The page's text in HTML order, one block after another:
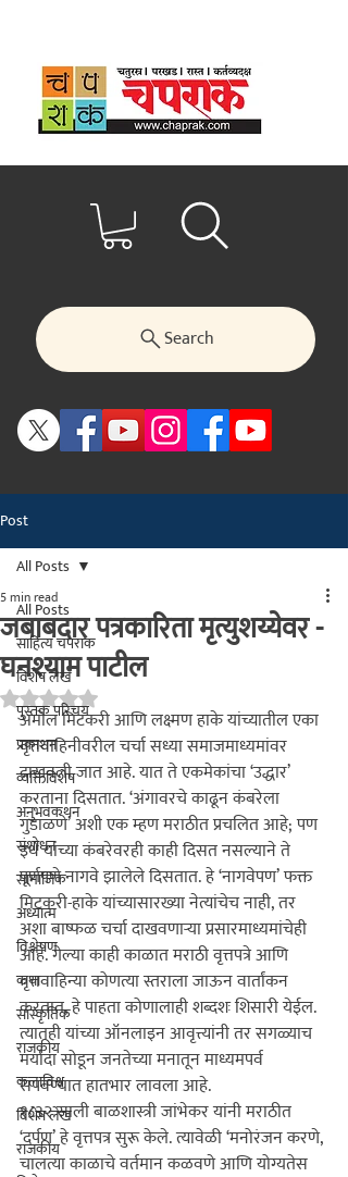
Search
२००२ पासून...
Post
All Posts
साहित्य चपराक
विशेष लेख
पुस्तक परिचय
प्रकाशन
व्यक्तिविशेष
अनुभवकथन
संशोधन
सामाजिक
अध्यात्म
विश्लेषण
कथा
सांस्कृतिक
राजकीय
कलाविश्व
विशेष लेख
राजकीय
All Posts
जबाबदार पत्रकारिता मृत्युशय्येवर -
घनश्याम पाटील
5 min read
Rated NaN out of 5 stars.
अमोल मिटकरी आणि लक्ष्मण हाके यांच्यातील एका
वृत्तवाहिनीवरील चर्चा सध्या समाजमाध्यमांवर
दाखवली जात आहे. यात ते एकमेकांचा ‘उद्धार’
करताना दिसतात. ‘अंगावरचे काढून कंबरेला
गुंडाळणे’ अशी एक म्हण मराठीत प्रचलित आहे; पण
इथे यांच्या कंबरेवरही काही दिसत नसल्याने ते
पूर्णपणे नागवे झालेले दिसतात. हे ‘नागवेपण’ फक्त
मिटकरी-हाके यांच्यासारख्या नेत्यांचेच नाही, तर
अशा बाष्फळ चर्चा दाखवणाऱ्या प्रसारमाध्यमांचेही
आहे. गेल्या काही काळात मराठी वृत्तपत्रे आणि
वृत्तवाहिन्या कोणत्या स्तराला जाऊन वार्तांकन
करतात, हे पाहता कोणालाही शब्दशः शिसारी येईल.
त्यातही यांच्या ऑनलाइन आवृत्त्यांनी तर सगळ्याच
मर्यादा सोडून जनतेच्या मनातून माध्यमपर्व
संपवण्यात हातभार लावला आहे.
१८३२ साली बाळशास्त्री जांभेकर यांनी मराठीत
‘दर्पण’ हे वृत्तपत्र सुरू केले. त्यावेळी ‘मनोरंजन करणे,
चालत्या काळाचे वर्तमान कळवणे आणि योग्यतेस